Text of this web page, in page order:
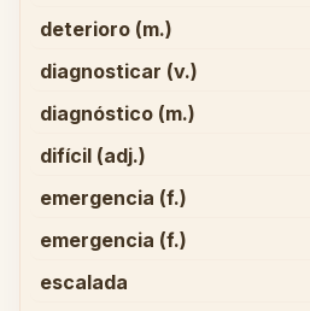
deterioro (m.)
diagnosticar (v.)
diagnóstico (m.)
difícil (adj.)
emergencia (f.)
emergencia (f.)
escalada